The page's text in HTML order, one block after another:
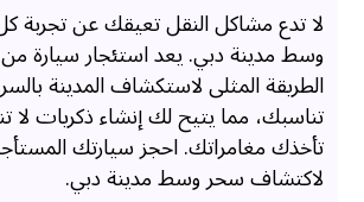
لا تدع مشاكل النقل تعيقك عن تجربة
وسط مدينة دبي. يعد استئجار سيارة
الطريقة المثلى لاستكشاف المدينة
تناسبك، مما يتيح لك إنشاء ذكريات لا
تأخذك مغامراتك. احجز سيارتك
لاكتشاف سحر وسط مدينة دبي.